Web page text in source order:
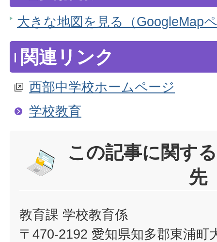
大きな地図を見る（GoogleMap
関連リンク
西部中学校ホームページ
学校教育
この記事に関す
先
教育課 学校教育係
〒470-2192 愛知県知多郡東浦町